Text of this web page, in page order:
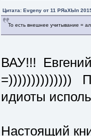
Цитата: Evgeny от 11 РЯаХЫп
То есть внешнее учитывание =
ВАУ!!!
=))))))))))))))
идиоты
Настоящий